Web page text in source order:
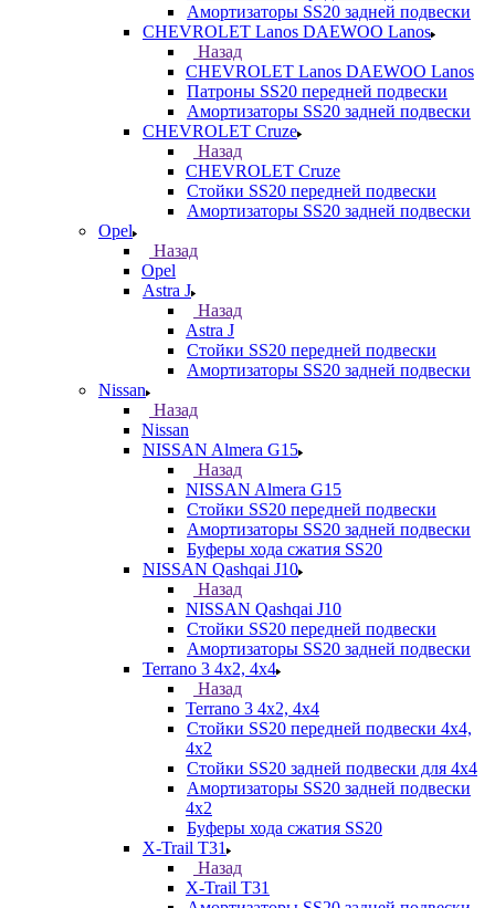
Амортизаторы SS20 задней подвески
CHEVROLET Lanos DAEWOO Lanos
Назад
CHEVROLET Lanos DAEWOO Lanos
Патроны SS20 передней подвески
Амортизаторы SS20 задней подвески
CHEVROLET Cruze
Назад
CHEVROLET Cruze
Стойки SS20 передней подвески
Амортизаторы SS20 задней подвески
Opel
Назад
Opel
Astra J
Назад
Astra J
Стойки SS20 передней подвески
Амортизаторы SS20 задней подвески
Nissan
Назад
Nissan
NISSAN Almera G15
Назад
NISSAN Almera G15
Стойки SS20 передней подвески
Амортизаторы SS20 задней подвески
Буферы хода сжатия SS20
NISSAN Qashqai J10
Назад
NISSAN Qashqai J10
Стойки SS20 передней подвески
Амортизаторы SS20 задней подвески
Terrano 3 4х2, 4х4
Назад
Terrano 3 4х2, 4х4
Стойки SS20 передней подвески 4х4,
4x2
Стойки SS20 задней подвески для 4х4
Амортизаторы SS20 задней подвески
4х2
Буферы хода сжатия SS20
X-Trail T31
Назад
X-Trail T31